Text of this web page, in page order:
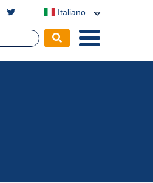
Italiano